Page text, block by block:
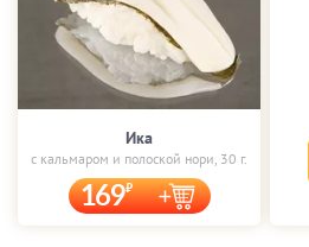
Ика
с кальмаром и полоской нори, 30 г.
169